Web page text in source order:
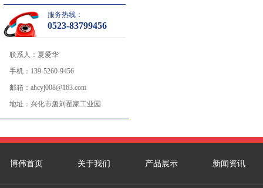
服务热线：
0523-83799456
联系人： 夏爱华
手机： 139-5260-9456
邮箱： ahcyj008@163.com
地址： 兴化市唐刘翟家工业园
博伟首页 关于我们 产品展示 新闻资讯